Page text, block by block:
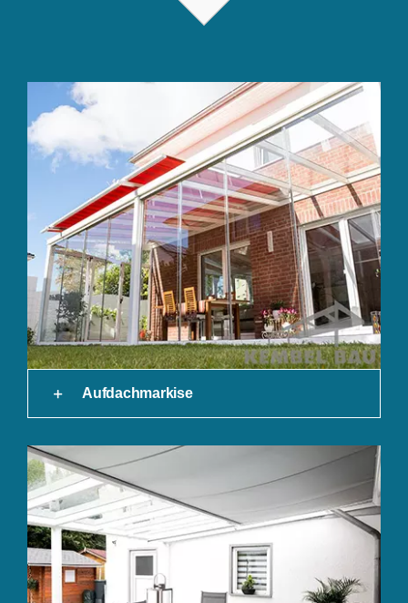
Aufdachmarkise